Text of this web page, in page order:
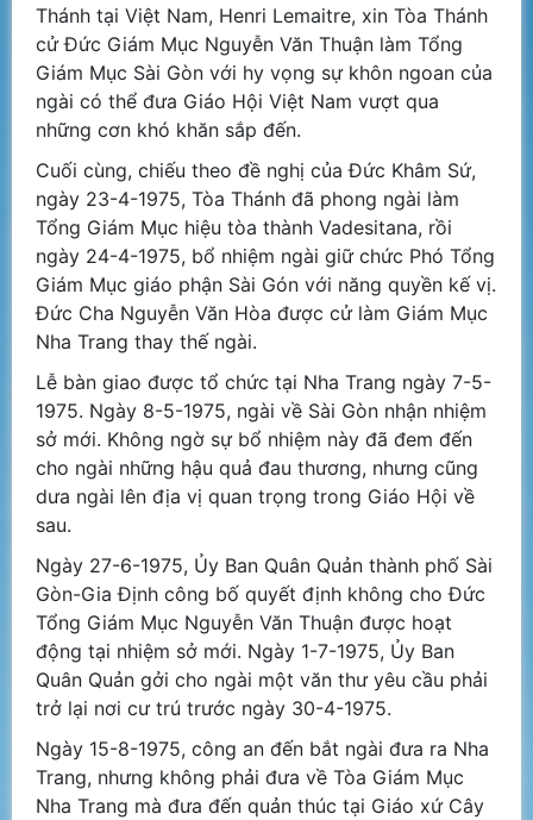
Thánh tại Việt Nam, Henri Lemaitre, xin Tòa Thánh
cử Đức Giám Mục Nguyễn Văn Thuận làm Tổng
Giám Mục Sài Gòn với hy vọng sự khôn ngoan của
ngài có thể đưa Giáo Hội Việt Nam vượt qua
những cơn khó khăn sắp đến.
Cuối cùng, chiếu theo đề nghị của Đức Khâm Sứ,
ngày 23-4-1975, Tòa Thánh đã phong ngài làm
Tổng Giám Mục hiệu tòa thành Vadesitana, rồi
ngày 24-4-1975, bổ nhiệm ngài giữ chức Phó Tổng
Giám Mục giáo phận Sài Gón với năng quyền kế vị.
Đức Cha Nguyễn Văn Hòa được cử làm Giám Mục
Nha Trang thay thế ngài.
Lễ bàn giao được tổ chức tại Nha Trang ngày 7-5-
1975. Ngày 8-5-1975, ngài về Sài Gòn nhận nhiệm
sở mới. Không ngờ sự bổ nhiệm này đã đem đến
cho ngài những hậu quả đau thương, nhưng cũng
dưa ngài lên địa vị quan trọng trong Giáo Hội về
sau.
Ngày 27-6-1975, Ủy Ban Quân Quản thành phố Sài
Gòn-Gia Định công bố quyết định không cho Đức
Tổng Giám Mục Nguyễn Văn Thuận được hoạt
động tại nhiệm sở mới. Ngày 1-7-1975, Ủy Ban
Quân Quản gởi cho ngài một văn thư yêu cầu phải
trở lại nơi cư trú trước ngày 30-4-1975.
Ngày 15-8-1975, công an đến bắt ngài đưa ra Nha
Trang, nhưng không phải đưa về Tòa Giám Mục
Nha Trang mà đưa đến quản thúc tại Giáo xứ Cây